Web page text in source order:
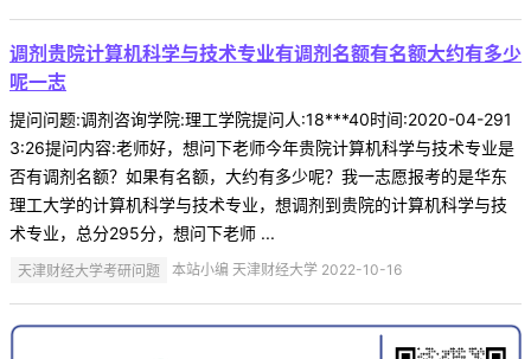
调剂贵院计算机科学与技术专业有调剂名额有名额大约有多少
呢一志
提问问题:调剂咨询学院:理工学院提问人:18***40时间:2020-04-291
3:26提问内容:老师好，想问下老师今年贵院计算机科学与技术专业是
否有调剂名额？如果有名额，大约有多少呢？我一志愿报考的是华东
理工大学的计算机科学与技术专业，想调剂到贵院的计算机科学与技
术专业，总分295分，想问下老师 ...
天津财经大学考研问题 本站小编 天津财经大学 2022-10-16